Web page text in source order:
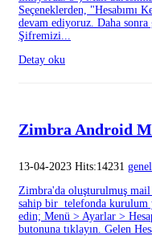
Seçeneklerden, "Hesabımı
devam ediyoruz. Daha
Şifremizi...
Detay oku
Zimbra Android
13-04-2023 Hits:14231 genel
Zimbra'da oluşturulmuş mail
sahip bir telefonda kurulum
edin; Menü > Ayarlar >
butonuna tıklayın. Gelen